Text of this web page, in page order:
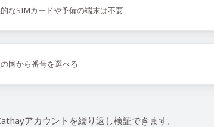
なSIMカードや予備の端末は不要
国から番号を選べる
アカウントを繰り返し検証できます。